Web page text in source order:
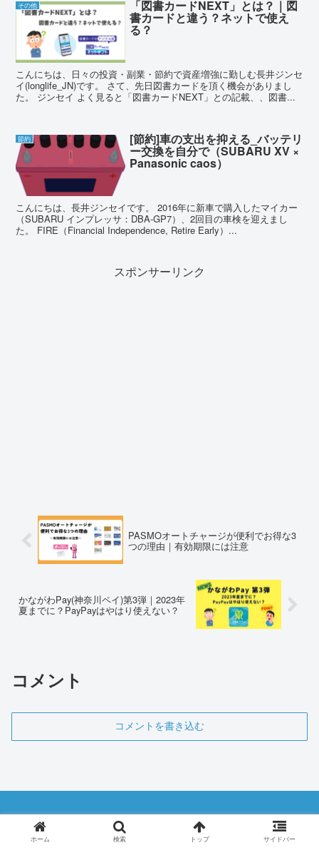
その他 「図書カードNEXT」とは？｜図
書カードと違う？ネットで使え
る？
こんにちは、日々の投資・副業・節約で資産増強に勤しむ長井ジンセ
イ(longlife_JN)です。 さて、先日図書カードを頂く機会がありまし
た。 ジンセイ よく見ると「図書カードNEXT」との記載、、図書...
節約 [節約]車の支出を抑える_バッテリ
ー交換を自分で（SUBARU XV ×
Panasonic caos）
こんにちは、長井ジンセイです。 2016年に新車で購入したマイカー
（SUBARU インプレッサ：DBA-GP7）、2回目の車検を迎えまし
た。 FIRE（Financial Independence, Retire Early）...
スポンサーリンク
PASMOオートチャージが便利でお得な3
つの理由｜有効期限には注意
かながわPay(神奈川ペイ)第3弾｜2023年
夏までに？PayPayはやはり使えない？
コメント
コメントを書き込む
プライバシーポリシー・免責事
ホーム 検索 トップ サイドバー